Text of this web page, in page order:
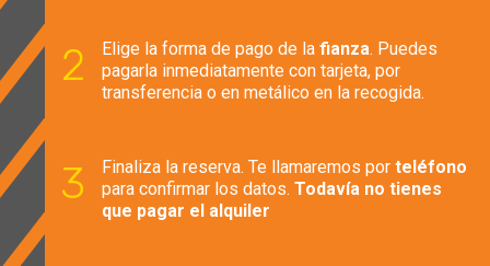
Elige la forma de pago de lafianza. Puedes
pagarla inmediatamente con tarjeta, por
transferencia o en metálico en la recogida.
Finaliza la reserva. Te llamaremos porteléfono
para confirmar los datos.Todavía no tienes
que pagar el alquiler